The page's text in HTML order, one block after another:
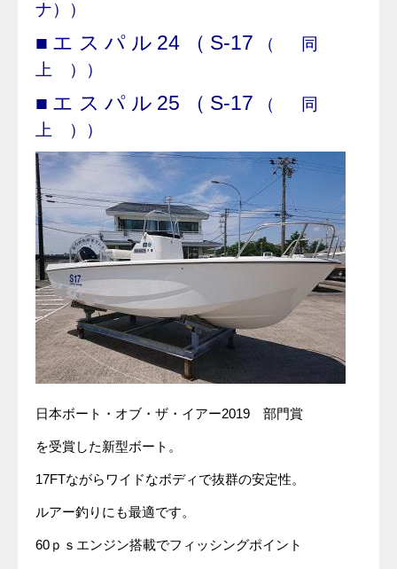
ナ）
）
■エスパル24 （S-17 （ 同
上 ）
）
■エスパル25（S-17 （ 同
上 ）
）
日本ボート・オブ・ザ・イアー2019 部門賞
を受賞した新型ボート。
17FTながらワイドなボディで抜群の安定性。
ルアー釣りにも最適です。
60ｐｓエンジン搭載でフィッシングポイント